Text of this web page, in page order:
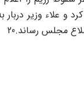
و علاء وزیر
مجلس رساند.20